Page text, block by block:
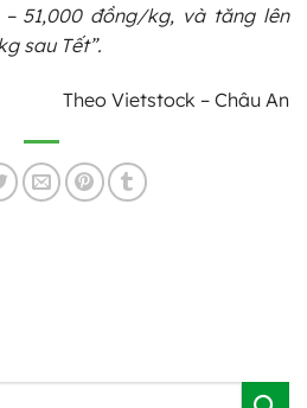
51,000 đồng/kg, và tăng lên
sau Tết”.
Theo Vietstock – Châu An